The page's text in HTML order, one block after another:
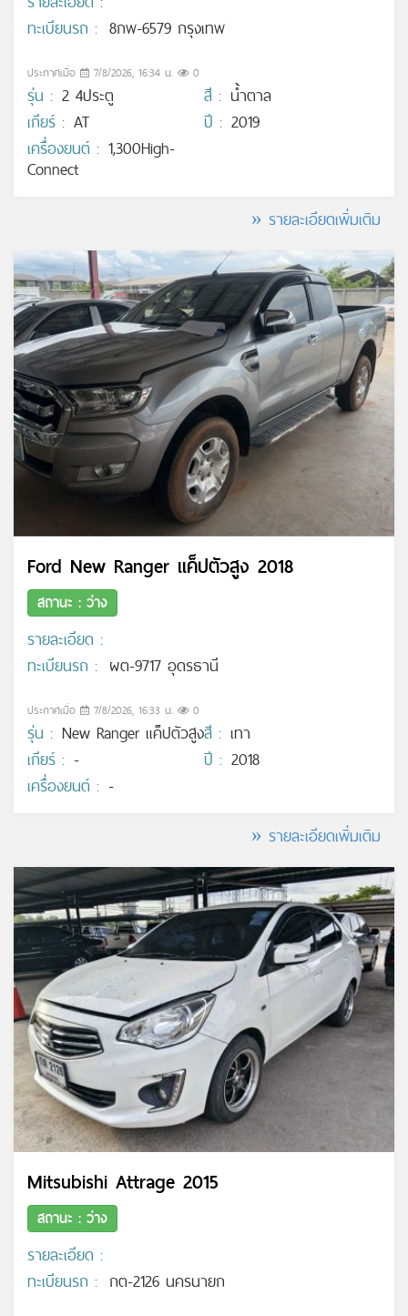
ทะเบียนรถ : 8กพ-6579 กรุงเทพ
ประกาศเมื่อ 7/8/2026, 16:34 น. 0
รุ่น : 2 4ประตู สี : น้ำตาล
เกียร์ : AT ปี : 2019
เครื่องยนต์ : 1,300High-
Connect
» รายละเอียดเพิ่มเติม
Ford New Ranger แค็ปตัวสูง 2018
สถานะ : ว่าง
รายละเอียด :
ทะเบียนรถ : ผต-9717 อุดรธานี
ประกาศเมื่อ 7/8/2026, 16:33 น. 0
รุ่น : New Ranger แค็ปตัวสูงสี : เทา
เกียร์ : - ปี : 2018
เครื่องยนต์ : -
» รายละเอียดเพิ่มเติม
Mitsubishi Attrage 2015
สถานะ : ว่าง
รายละเอียด :
ทะเบียนรถ : กต-2126 นครนายก